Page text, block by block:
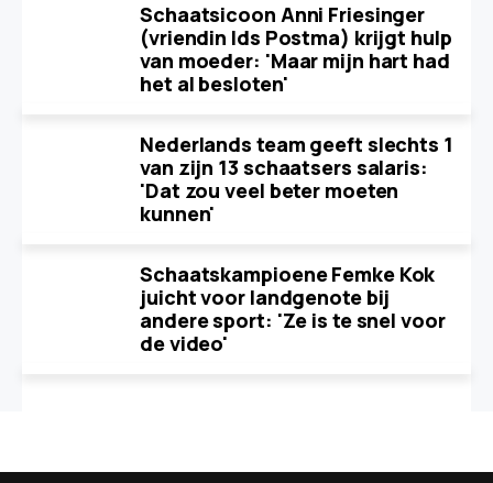
Schaatsicoon Anni Friesinger
(vriendin Ids Postma) krijgt hulp
van moeder: 'Maar mijn hart had
het al besloten'
Nederlands team geeft slechts 1
van zijn 13 schaatsers salaris:
'Dat zou veel beter moeten
kunnen'
Schaatskampioene Femke Kok
juicht voor landgenote bij
andere sport: 'Ze is te snel voor
de video'